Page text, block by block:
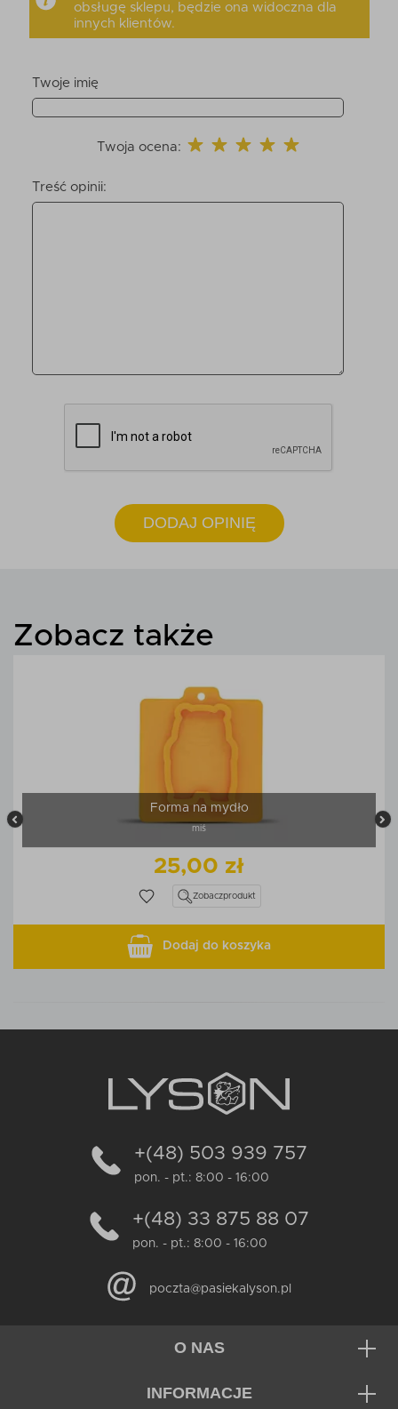
obsługę sklepu, będzie ona widoczna dla
innych klientów.
Twoje imię
Twoja ocena:
Treść opinii:
DODAJ OPINIĘ
Zobacz także
Forma na mydło
miś
25,00 zł
Zobaczprodukt
Dodaj do koszyka
+(48) 503 939 757
pon. - pt.: 8:00 - 16:00
+(48) 33 875 88 07
pon. - pt.: 8:00 - 16:00
poczta@pasiekalyson.pl
O NAS
INFORMACJE